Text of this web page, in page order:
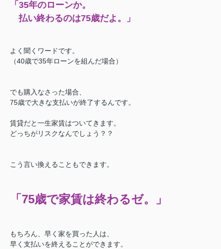
「35年のローンか。
払い終わるのは75歳だよ。」
よく聞くワードです。
（40歳で35年ローンを組んだ場合）
でも購入なさった場合、
75歳で大きな支払いが終了するんです。
賃貸だと一生家賃はついてきます。
どっちがリスクなんでしょう？？
こう言い換えることもできます。
「75歳で家賃は終わるゼ。」
もちろん、早く家を買った人は、
早く支払いを終えることができます。